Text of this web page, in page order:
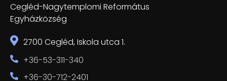
Cegléd-Nagytemplomi Református
Egyházközség
2700 Cegléd, Iskola utca 1.
+36-53-311-340
+36-30-712-2401